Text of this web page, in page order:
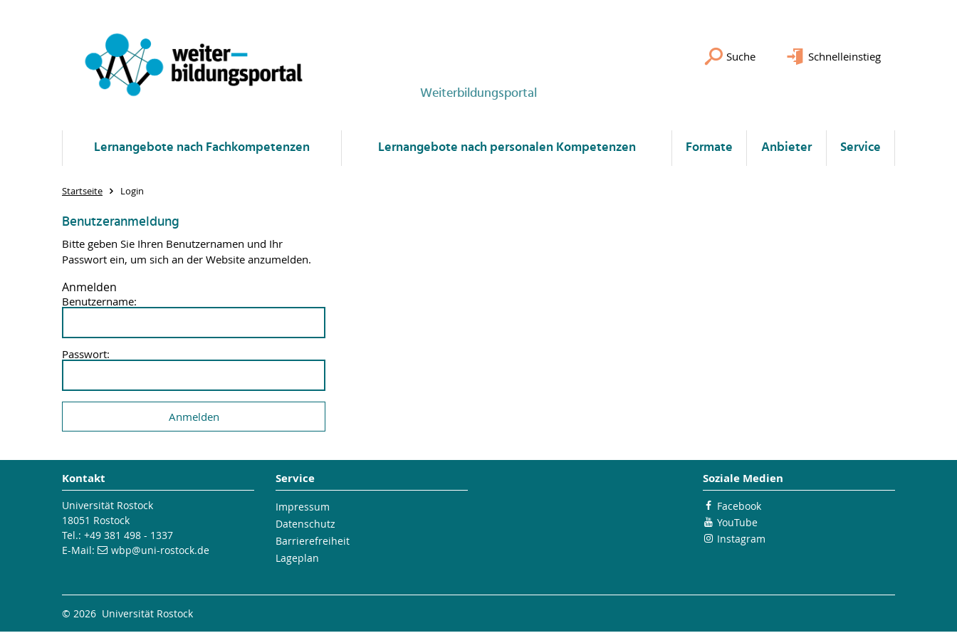
Weiterbildungsportal
Suche Schnelleinstieg
Lernangebote nach Fachkompetenzen Lernangebote nach personalen Kompetenzen Formate Anbieter Service
Startseite Login
Benutzeranmeldung
Bitte geben Sie Ihren Benutzernamen und Ihr
Passwort ein, um sich an der Website anzumelden.
Anmelden
Benutzername:
Passwort:
Kontakt
Universität Rostock
18051 Rostock
Tel.: +49 381 498 - 1337
E-Mail:
wbp@uni-rostock.de
Service
Impressum
Datenschutz
Barrierefreiheit
Lageplan
Soziale Medien
Facebook
YouTube
Instagram
© 2026 Universität Rostock